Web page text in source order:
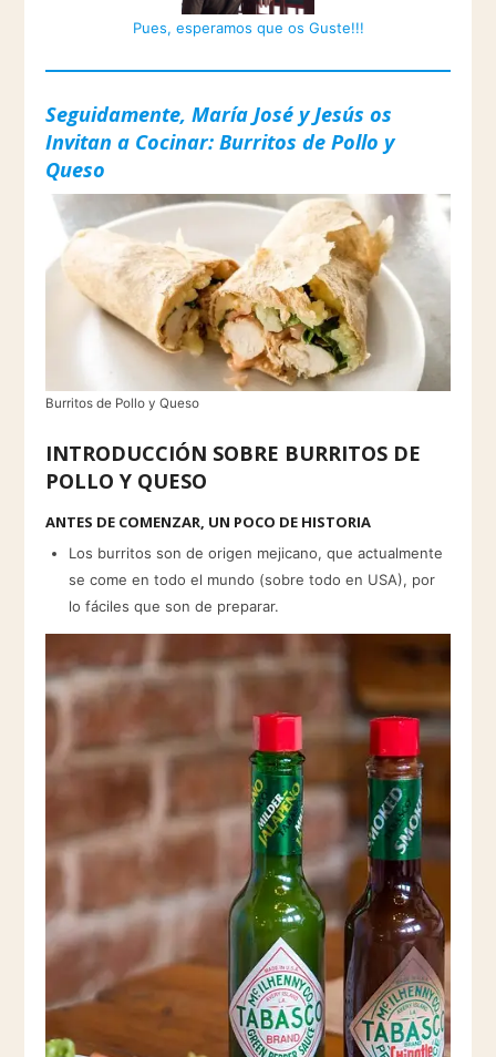
Pues, esperamos que os Guste!!!
Seguidamente, María José y Jesús os
Invitan a Cocinar: Burritos de Pollo y
Queso
Burritos de Pollo y Queso
INTRODUCCIÓN SOBRE BURRITOS DE
POLLO Y QUESO
ANTES DE COMENZAR, UN POCO DE HISTORIA
Los burritos son de origen mejicano, que actualmente
se come en todo el mundo (sobre todo en USA), por
lo fáciles que son de preparar.